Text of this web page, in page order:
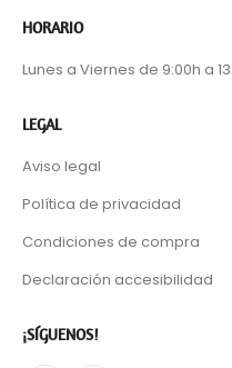
HORARIO
Lunes a Viernes de 9:00h a
LEGAL
Aviso legal
Política de privacidad
Condiciones de compra
Declaración accesibilidad
¡SÍGUENOS!